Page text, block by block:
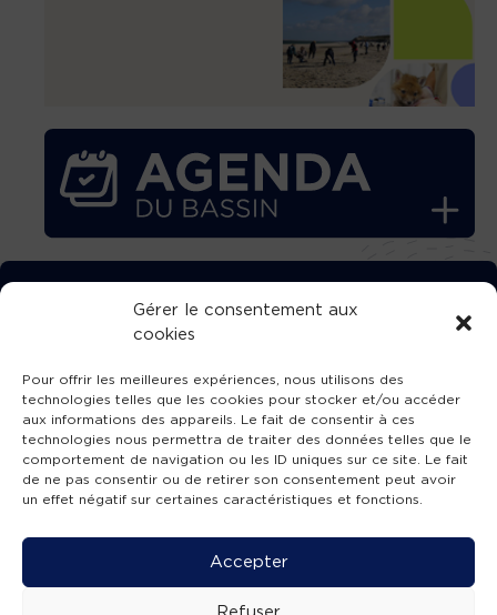
Gérer le consentement aux
cookies
Pour offrir les meilleures expériences, nous utilisons des
technologies telles que les cookies pour stocker et/ou accéder
aux informations des appareils. Le fait de consentir à ces
technologies nous permettra de traiter des données telles que le
comportement de navigation ou les ID uniques sur ce site. Le fait
de ne pas consentir ou de retirer son consentement peut avoir
un effet négatif sur certaines caractéristiques et fonctions.
Accepter
Refuser
TÉLÉCHARGEZ GRATUITEMENT
L’APPLICATION TVBA !
SUIVEZ-NOUS !
Mentions légales -Accessibilité